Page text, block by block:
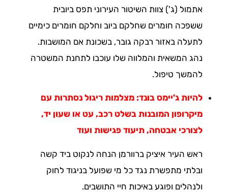
אתמול (ג') צוות השיטור העירוני תפס ביובית
ששפכה חומרים שחלקם ביוב וחלקם חומרים כימיים
לתעלה באזור רבקה גובר, בשכונת אם המושבות.
נהג המשאית והמלווה שלו עוכבו לתחנת המשטרה
להמשך טיפול.
להיות ג'יימס בונד: מצלמות ריגול נסתרות עם
מיקרופון המובנות בשלט רכב, עט או שעון יד,
לצורכי אבטחה, תיעוד פגישות ועוד
ראש העיר איציק ברוורמן הנחה לנקוט ביד קשה
ובלתי מתפשרת נגד כל מי שפועל בניגוד לחוק
ולנהלים ופוגע באיכות חיי התושבים.